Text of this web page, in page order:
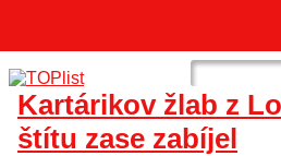
Kartárikov žlab z
štítu zase zabíjel